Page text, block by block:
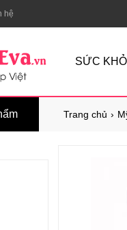
hệ
SỨC
Trang chủ